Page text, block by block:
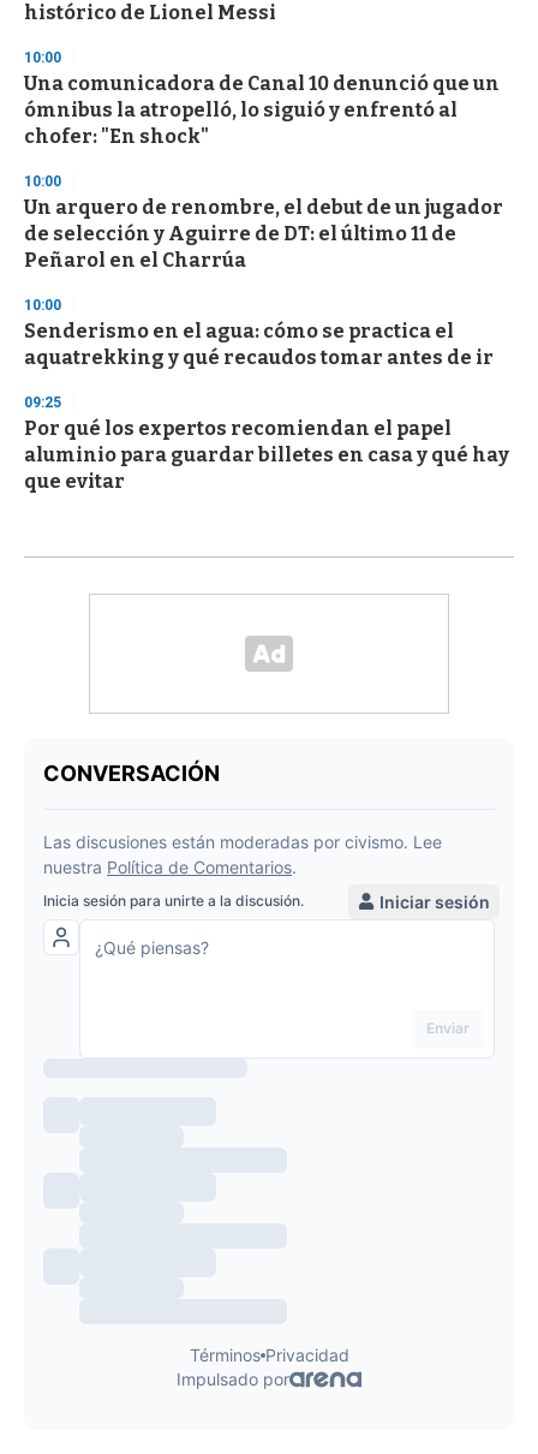
histórico de Lionel Messi
10:00
Una comunicadora de Canal 10 denunció que un
ómnibus la atropelló, lo siguió y enfrentó al
chofer: "En shock"
10:00
Un arquero de renombre, el debut de un jugador
de selección y Aguirre de DT: el último 11 de
Peñarol en el Charrúa
10:00
Senderismo en el agua: cómo se practica el
aquatrekking y qué recaudos tomar antes de ir
09:25
Por qué los expertos recomiendan el papel
aluminio para guardar billetes en casa y qué hay
que evitar